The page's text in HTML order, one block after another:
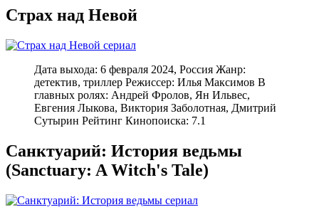
Страх над Невой
Дата выхода: 6 февраля 2024, Россия Жанр:
детектив, триллер Режиссер: Илья Максимов В
главных ролях: Андрей Фролов, Ян Ильвес,
Евгения Лыкова, Виктория Заболотная, Дмитрий
Сутырин Рейтинг Кинопоиска: 7.1
Санктуарий: История ведьмы
(Sanctuary: A Witch's Tale)